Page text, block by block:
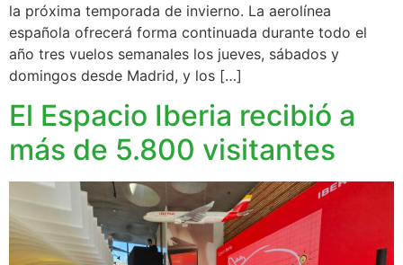
la próxima temporada de invierno. La aerolínea
española ofrecerá forma continuada durante todo el
año tres vuelos semanales los jueves, sábados y
domingos desde Madrid, y los […]
El Espacio Iberia recibió a
más de 5.800 visitantes